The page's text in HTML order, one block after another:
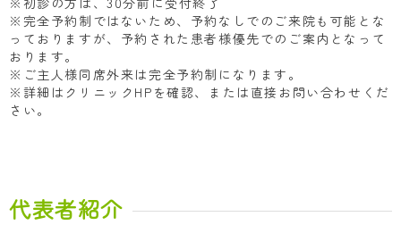
※完全予約制ではないため、予約なしでのご来院も可能とな
っておりますが、予約された患者様優先でのご案内となって
おります。
※ご主人様同席外来は完全予約制になります。
※詳細はクリニックHPを確認、または直接お問い合わせくだ
さい。
代表者紹介